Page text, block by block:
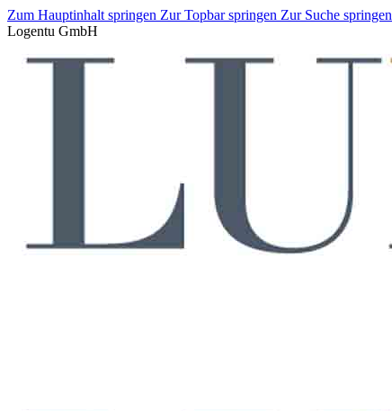
Zum Hauptinhalt springen Zur Topbar springen Zur Suche springen
Logentu GmbH